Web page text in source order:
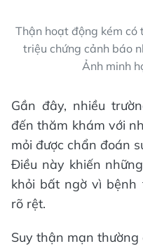
Thận hoạt động kém có
triệu chứng cảnh báo
Ảnh minh
Gần đây, nhiều
đến thăm khám với
mỏi được chẩn đoán
Điều này khiến
khỏi bất ngờ vì bệnh
rõ rệt.
Suy thận mạn